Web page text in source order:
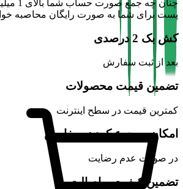
چنان چه
پست برای شما به صورت رایگان محاصبه
کش بک 2 درصدی
بعد از ثبت سفارش
تضمین قیمت محصولات
کمترین قیمت در سطح اینترنت
امکان مرجوع کردن سفارش
در صورت عدم رضایت
تضمین کیفیت و اصالت